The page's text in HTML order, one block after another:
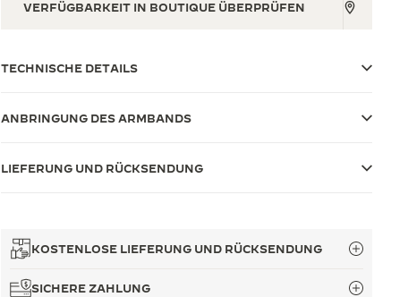
VERFÜGBARKEIT IN BOUTIQUE ÜBERPRÜFEN
TECHNISCHE DETAILS
ANBRINGUNG DES ARMBANDS
LIEFERUNG UND RÜCKSENDUNG
KOSTENLOSE LIEFERUNG UND RÜCKSENDUNG
SICHERE ZAHLUNG